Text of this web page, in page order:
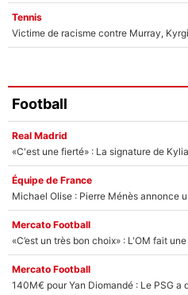
Tennis
Football
Real Madrid
Équipe de France
Mercato Football
Mercato Football